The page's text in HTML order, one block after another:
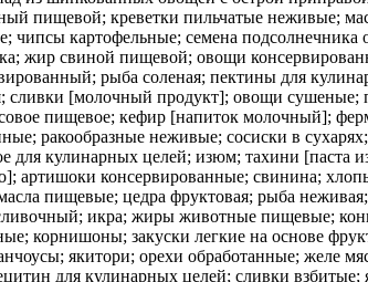
пищевой; креветки пильчатые неживые;
картофельные; семена
жир свиной пищевой; овощи
рыба соленая; пектины для
[молочный продукт]; овощи
пищевое; кефир [напиток молочный];
ракообразные неживые; сосиски в
кулинарных целей; изюм; тахини [паста
артишоки консервированные; свинина;
пищевые; цедра фруктовая; рыба
икра; жиры животные пищевые;
корнишоны; закуски легкие на основе
якитори; орехи обработанные; желе
для кулинарных целей; сливки